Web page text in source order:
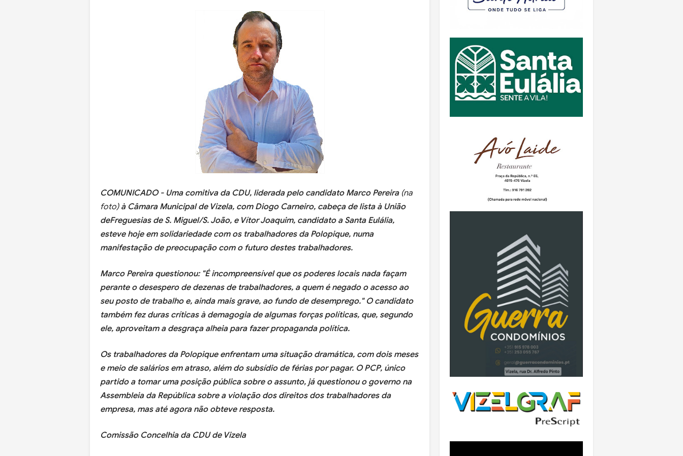
COMUNICADO - Uma comitiva da CDU, liderada pelo candidato Marco Pereira (na
foto)à Câmara Municipal de Vizela, com Diogo Carneiro, cabeça de lista à União
deFreguesias de S. Miguel/S. João, e Vítor Joaquim, candidato a Santa Eulália,
esteve hoje em solidariedade com os trabalhadores da Polopique, numa
manifestação de preocupação com o futuro destes trabalhadores.
Marco Pereira questionou: "É incompreensível que os poderes locais nada façam
perante o desespero de dezenas de trabalhadores, a quem é negado o acesso ao
seu posto de trabalho e, ainda mais grave, ao fundo de desemprego." O candidato
também fez duras críticas à demagogia de algumas forças políticas, que, segundo
ele, aproveitam a desgraça alheia para fazer propaganda política.
Os trabalhadores da Polopique enfrentam uma situação dramática, com dois meses
e meio de salários em atraso, além do subsídio de férias por pagar. O PCP, único
partido a tomar uma posição pública sobre o assunto, já questionou o governo na
Assembleia da República sobre a violação dos direitos dos trabalhadores da
empresa, mas até agora não obteve resposta.
Comissão Concelhia da CDU de Vizela